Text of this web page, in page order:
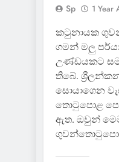
Sp 1 Year
කටුනායක
ගමන් මලු
උණ්ඩයකට
තිබේ.
සොයාගෙන
තොටුපොළ
ඇත. ඔවුන්